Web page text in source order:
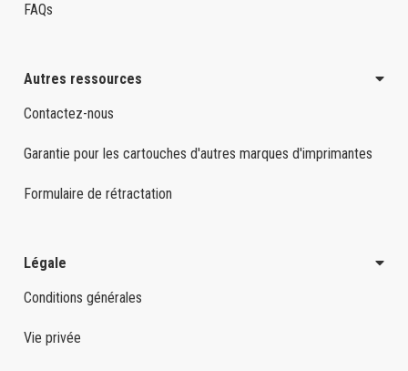
FAQs
Autres ressources
Contactez-nous
Garantie pour les cartouches d'autres marques d'imprimantes
Formulaire de rétractation
Légale
Conditions générales
Vie privée